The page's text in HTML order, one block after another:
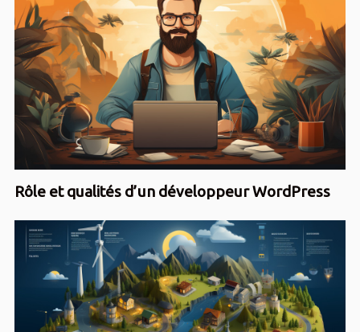
Rôle et qualités d’un développeur WordPress